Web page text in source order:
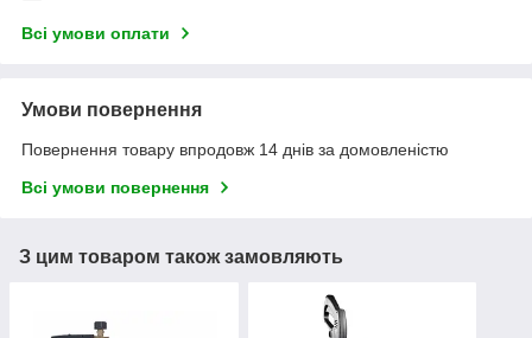
Всі умови оплати
Умови повернення
Повернення товару впродовж 14 днів за домовленістю
Всі умови повернення
З цим товаром також замовляють